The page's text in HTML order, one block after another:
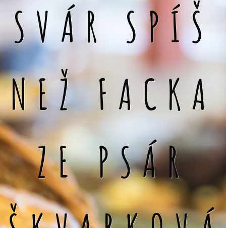
SVÁR SPÍŠ
NEŽ FACKA
ZE PSÁR